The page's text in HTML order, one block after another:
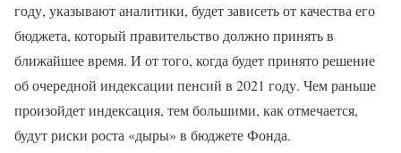
году, указывают аналитики, будет зависеть от качества его
бюджета, который правительство должно принять в
ближайшее время. И от того, когда будет принято решение
об очередной индексации пенсий в 2021 году. Чем раньше
произойдет индексация, тем большими, как отмечается,
будут риски роста «дыры» в бюджете Фонда.